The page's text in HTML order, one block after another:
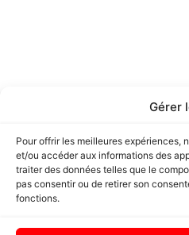
Gérer
Pour offrir les meilleures expériences,
et/ou accéder aux informations des
traiter des données telles que le
pas consentir ou de retirer son
fonctions.